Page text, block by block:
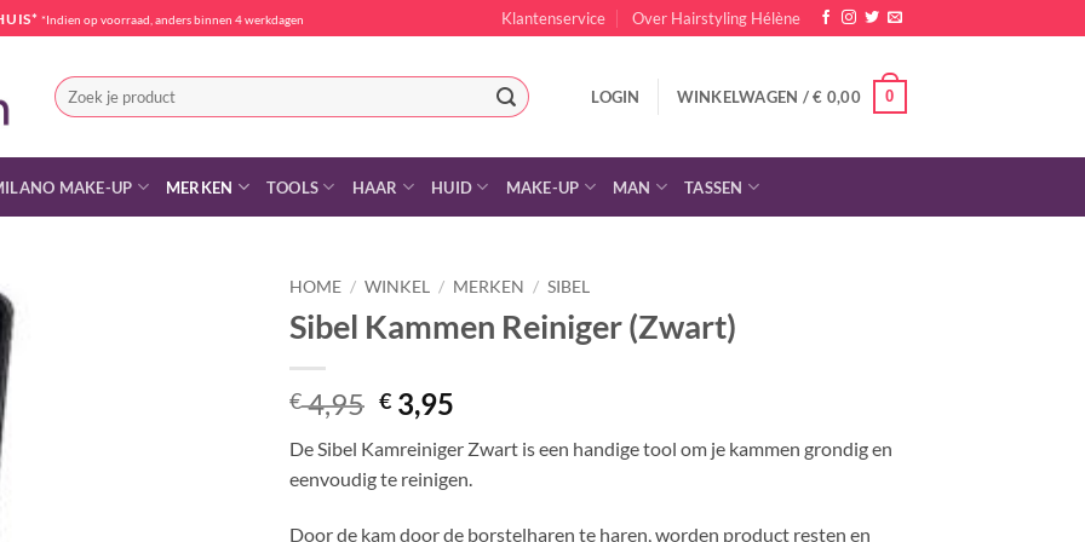
*Indien op voorraad, anders binnen 4 werkdagen Klantenservice Over Hairstyling Hélène
Zoeken
naar:
LOGIN WINKELWAGEN /€ 0,00 0
MAKE-UP MERKEN TOOLS HAAR HUID MAKE-UP MAN TASSEN
HOME / WINKEL / MERKEN / SIBEL
Sibel Kammen Reiniger (Zwart)
€4,95 Oorspronkelijke
prijs
was:
€ 4,95.
€ 3,95
is:
€ 3,95.
De Sibel Kamreiniger Zwart is een handige tool om je kammen grondig en
eenvoudig te reinigen.
Door de kam door de borstelharen te haren, worden product resten en